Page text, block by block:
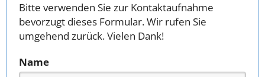
Bitte verwenden Sie zur Kontaktaufnahme
bevorzugt dieses Formular. Wir rufen Sie
umgehend zurück. Vielen Dank!
Name